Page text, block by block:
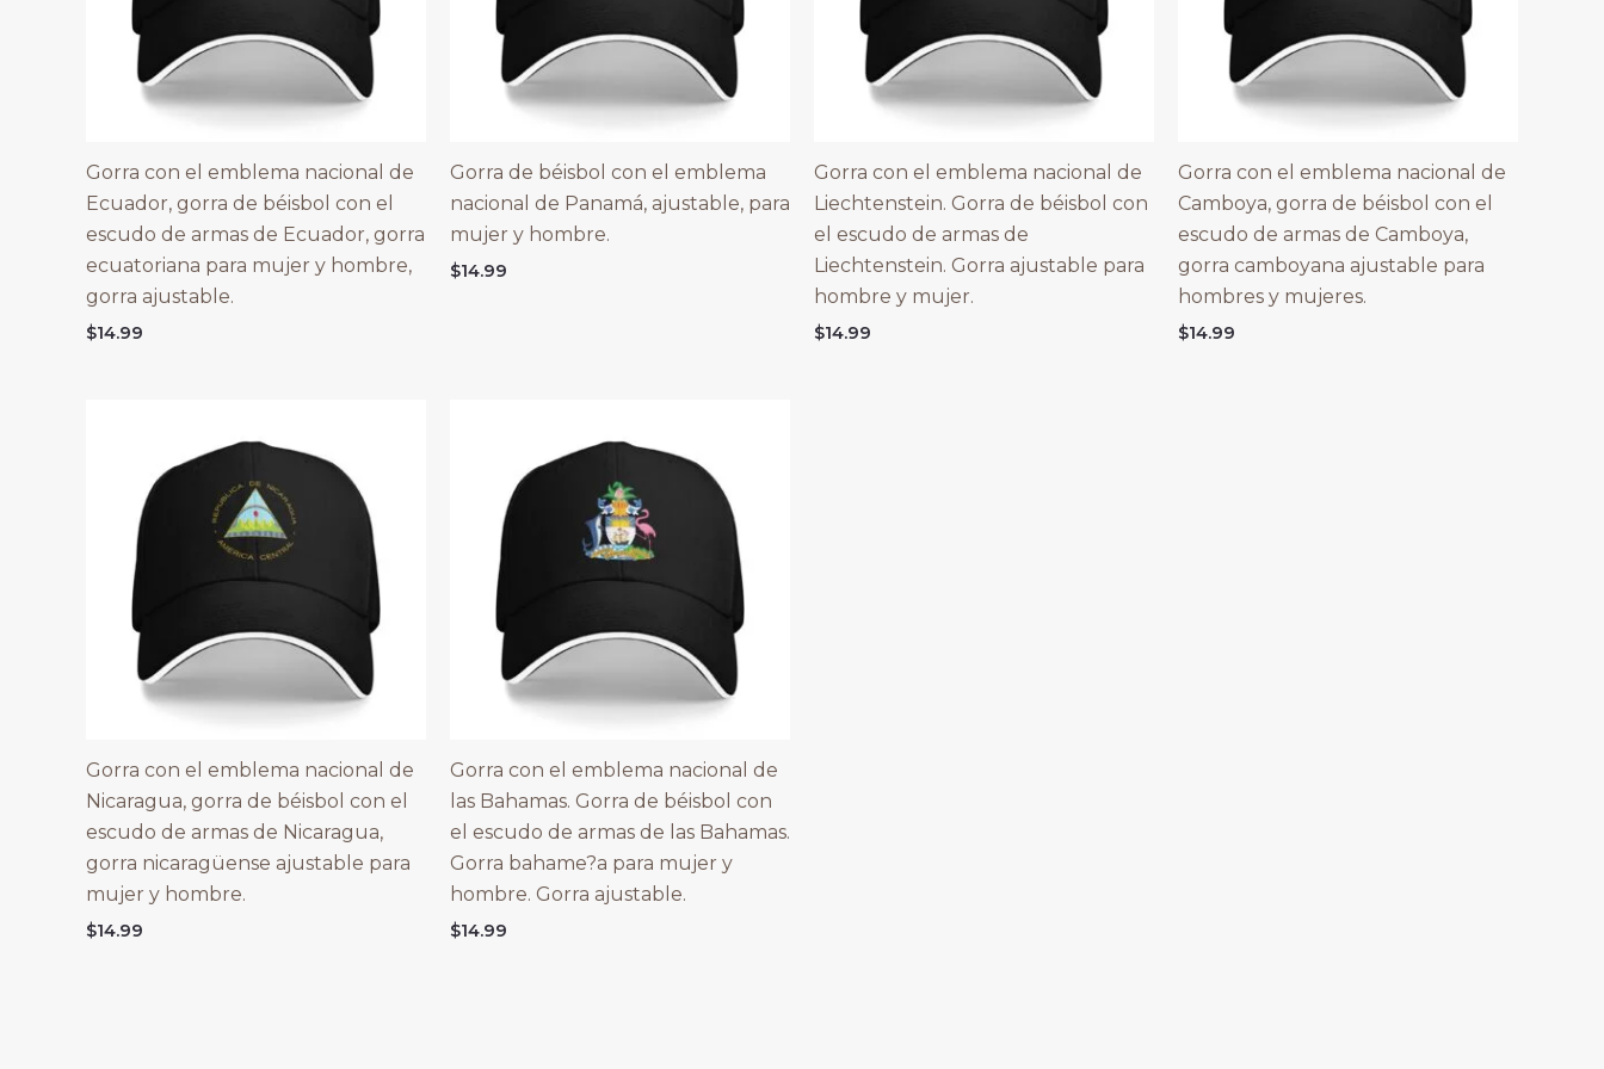
Gorra con el emblema nacional de
Ecuador, gorra de béisbol con el
escudo de armas de Ecuador, gorra
ecuatoriana para mujer y hombre,
gorra ajustable.
$14.99
Gorra de béisbol con el emblema
nacional de Panamá, ajustable, para
mujer y hombre.
$14.99
Gorra con el emblema nacional de
Liechtenstein. Gorra de béisbol con
el escudo de armas de
Liechtenstein. Gorra ajustable para
hombre y mujer.
$14.99
Gorra con el emblema nacional de
Camboya, gorra de béisbol con el
escudo de armas de Camboya,
gorra camboyana ajustable para
hombres y mujeres.
$14.99
Gorra con el emblema nacional de
Nicaragua, gorra de béisbol con el
escudo de armas de Nicaragua,
gorra nicaragüense ajustable para
mujer y hombre.
$14.99
Gorra con el emblema nacional de
las Bahamas. Gorra de béisbol con
el escudo de armas de las Bahamas.
Gorra bahame?a para mujer y
hombre. Gorra ajustable.
$14.99